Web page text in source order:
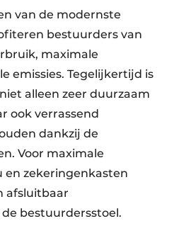
van de modernste
bestuurders van
maximale
emissies. Tegelijkertijd is
alleen zeer duurzaam
ook verrassend
dankzij de
Voor maximale
en zekeringenkasten
afsluitbaar
bestuurdersstoel.